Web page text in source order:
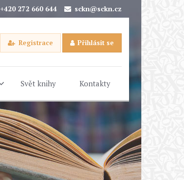
+420 272 660 644 sckn@sckn.cz
Registrace Přihlásit se
Svět knihy Kontakty